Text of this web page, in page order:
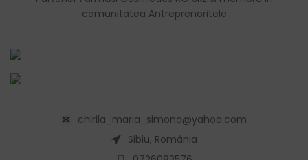
comunitatea Antreprenoritele
chirila_maria_simona@yahoo.com
Sibiu, România